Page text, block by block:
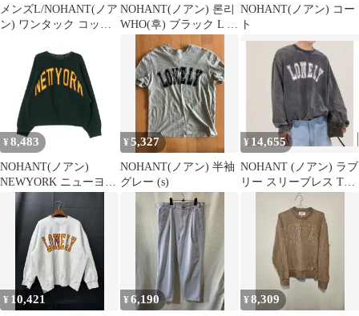
メンズL/NOHANT(ノア
ン) ワンタック コット
NOHANT(ノアン) 론리
WHO(후) ブラック L サ
NOHANT(ノアン) コー
ト
¥ 8,483
NOHANT(ノアン)
NEWYORK ニューヨー
ク スウェットシャツ ス
ウェット トレーナー グ
¥5,327
NOHANT(ノアン) 半袖
グレー (s)
¥ 14,655
NOHANT (ノアン) ラブ
リー スリーブレス Tシ
ャツ チャコール
¥ 10,421 ¥6,190 ¥8,309